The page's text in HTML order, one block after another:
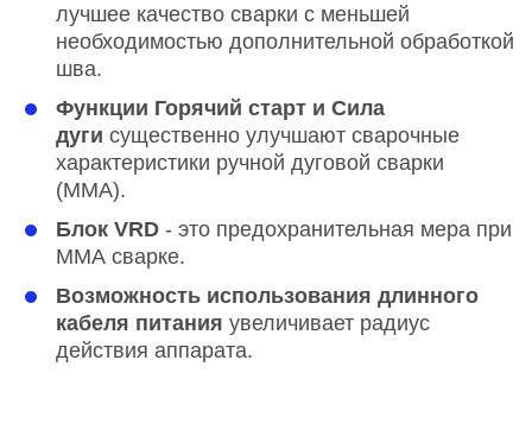
лучшее качество сварки с меньшей
необходимостью дополнительной обработкой
шва.
Функции Горячий старт и Сила
дуги существенно улучшают сварочные
характеристики ручной дуговой сварки
(ММА).
Блок VRD - это предохранительная мера при
ММА сварке.
Возможность использования длинного
кабеля питания увеличивает радиус
действия аппарата.